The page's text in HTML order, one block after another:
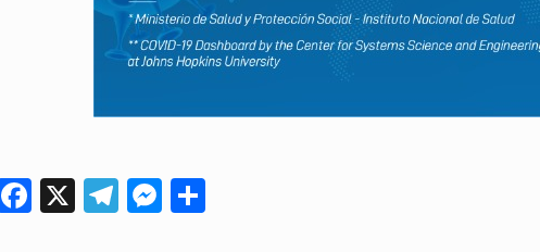
WhatsApp
Facebook
X Telegram
Messenger